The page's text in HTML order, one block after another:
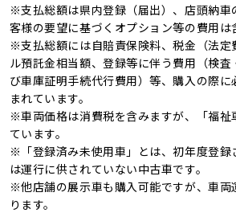
オートマチックハイビ
ーム
記録簿
キャンピングカー
※支払総額は県内登録（届出）、店頭納車
客様の要望に基づくオプション等の費用は
※支払総額には自賠責保険料、税金（法定
ル預託金相当額、登録等に伴う費用（検
び車庫証明手続代行費用）等、購入の際
まれています。
※車両価格は消費税を含みますが、「福祉
ています。
※「登録済み未使用車」とは、初年度登録
は運行に供されていない中古車です。
※他店舗の展示車も購入可能ですが、車両
ります。